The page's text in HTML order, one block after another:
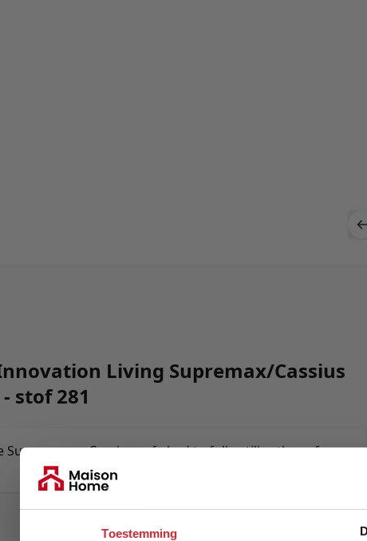
Toestemming
Living Supremax/Cassius
stof 281
or Cassius sofa bed to fully utilize the sofa